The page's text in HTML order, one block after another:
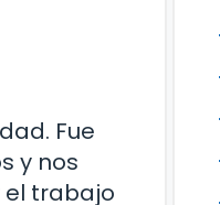
Fue
y nos
el trabajo